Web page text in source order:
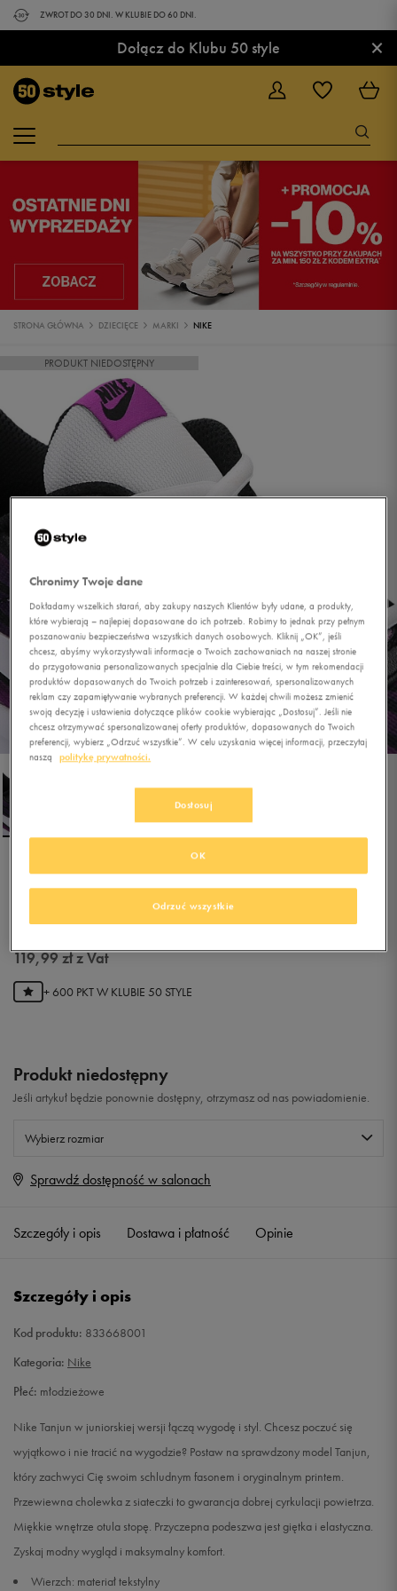
ZWROT DO 30 DNI. W KLUBIE DO 60 DNI.
Dołącz do Klubu 50 style ×
STRONA GŁÓWNA DZIECIĘCE MARKI NIKE
PRODUKT NIEDOSTĘPNY
1/2
NIKE TANJUN PRINT (GS)
119,99złz Vat
+ 600 PKT W KLUBIE 50 STYLE
Produkt niedostępny
Jeśli artykuł będzie ponownie dostępny, otrzymasz od nas powiadomienie.
Wybierz rozmiar
Rozmiary EU
35,5
37,5 23,5 cm
38,5 24 cm Powiadom o dostępności
Sprawdź dostępność w salonach
Szczegóły i opis Dostawa i płatność Opinie
Szczegóły i opis
Kod produktu: 833668001
Kategoria: Nike
Płeć: młodzieżowe
Nike Tanjun w juniorskiej wersji łączą wygodę i styl. Chcesz poczuć się
wyjątkowo i nie tracić na wygodzie? Postaw na sprawdzony model Tanjun,
który zachwyci Cię swoim schludnym fasonem i oryginalnym printem.
Przewiewna cholewka z siateczki to gwarancja dobrej cyrkulacji powietrza.
Miękkie wnętrze otula stopę. Przyczepna podeszwa jest giętka i elastyczna.
Zyskaj modny wygląd i maksymalny komfort.
Wierzch: materiał tekstylny
Chronimy Twoje dane
Dokładamy wszelkich starań, aby zakupy naszych Klientów były udane, a produkty,
które wybierają – najlepiej dopasowane do ich potrzeb. Robimy to jednak przy pełnym
poszanowaniu bezpieczeństwa wszystkich danych osobowych. Kliknij „OK”, jeśli
chcesz, abyśmy wykorzystywali informacje o Twoich zachowaniach na naszej stronie
do przygotowania personalizowanych specjalnie dla Ciebie treści, w tym rekomendacji
produktów dopasowanych do Twoich potrzeb i zainteresowań, spersonalizowanych
reklam czy zapamiętywanie wybranych preferencji. W każdej chwili możesz zmienić
swoją decyzję i ustawienia dotyczące plików cookie wybierając „Dostosuj”. Jeśli nie
chcesz otrzymywać spersonalizowanej oferty produktów, dopasowanych do Twoich
preferencji, wybierz „Odrzuć wszystkie”. W celu uzyskania więcej informacji, przeczytaj
naszą
politykę prywatności.
Dostosuj
Odrzuć wszystkie
OK